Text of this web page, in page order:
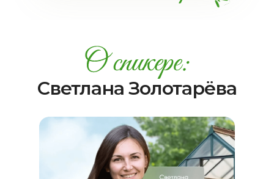
Светлана Золотарёва